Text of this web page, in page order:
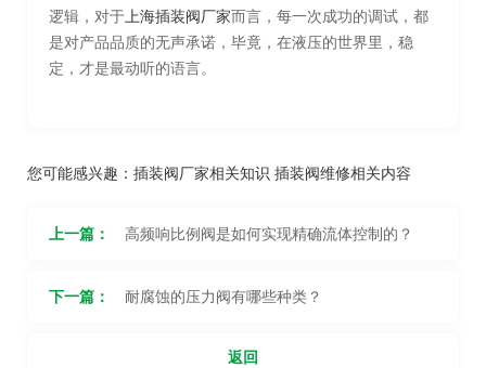
逻辑，对于 上海插装阀厂家而言，每一次成功的调试，都
是对产品品质的无声承诺，毕竟，在液压的世界里，稳
定，才是最动听的语言。
您可能感兴趣： 插装阀厂家相关知识 插装阀维修相关内容
上一篇： 高频响比例阀是如何实现精确流体控制的？
下一篇： 耐腐蚀的压力阀有哪些种类？
返回